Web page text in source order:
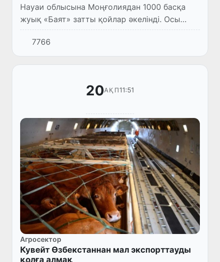
Науаи облысына Моңғолиядан 1000 басқа
жуық «Баят» затты қойлар әкелінді. Осы
затты қойлардың тірідей салмағы 70-80 кг,
қошқарлары 100-120 кг-ға дейін жетеді, ал ет
өнімділігі тірі...
7766
20АҚП11:51
Агросектор
Кувейт Өзбекстаннан мал экспорттауды
қолға алмақ